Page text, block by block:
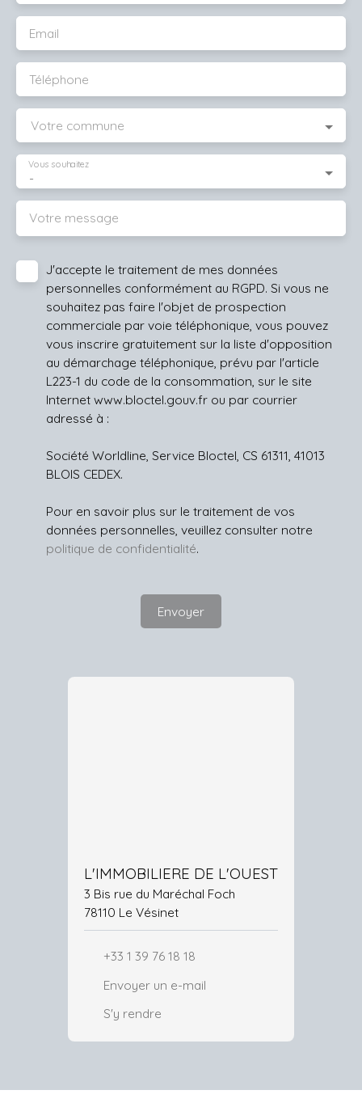
Email
Téléphone
Votre commune
-
Vous souhaitez
Votre message
J'accepte le traitement de mes données
personnelles conformément au RGPD. Si vous ne
souhaitez pas faire l'objet de prospection
commerciale par voie téléphonique, vous pouvez
vous inscrire gratuitement sur la liste d'opposition
au démarchage téléphonique, prévu par l'article
L223-1 du code de la consommation, sur le site
Internet www.bloctel.gouv.fr ou par courrier
adressé à :
Société Worldline, Service Bloctel, CS 61311, 41013
BLOIS CEDEX.
Pour en savoir plus sur le traitement de vos
données personnelles, veuillez consulter notre
politique de confidentialité.
Envoyer
L'IMMOBILIERE DE L'OUEST
3 Bis rue du Maréchal Foch
78110 Le Vésinet
+33 1 39 76 18 18
Envoyer un e-mail
S'y rendre